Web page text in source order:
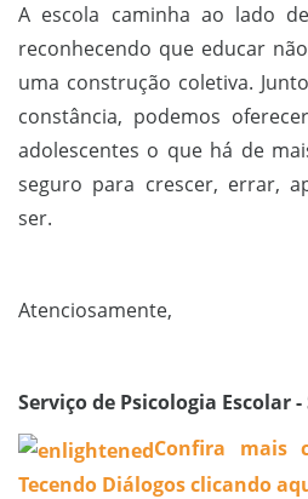
A escola caminha ao lado
reconhecendo que educar
uma construção coletiva.
constância, podemos
adolescentes o que há de
seguro para crescer, errar,
ser.
Atenciosamente,
Serviço de Psicologia Escolar -
Confira mais
Tecendo Diálogos clicando